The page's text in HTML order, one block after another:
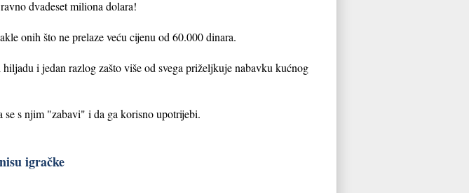
dvadeset miliona dolara!
onih što ne prelaze veću cijenu od 60.000 dinara.
i jedan razlog zašto više od svega priželjkuje nabavku kućnog
s njim "zabavi" i da ga korisno upotrijebi.
igračke